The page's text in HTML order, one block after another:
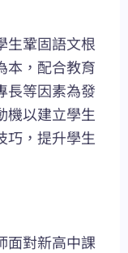
生鞏固語文根
本，配合教育
長等因素為發
機以建立學生
巧，提升學生
面對新高中課